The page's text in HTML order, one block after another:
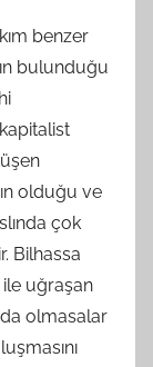
benzer
bulunduğu
olduğu ve
çok
Bilhassa
ile uğraşan
olmasalar